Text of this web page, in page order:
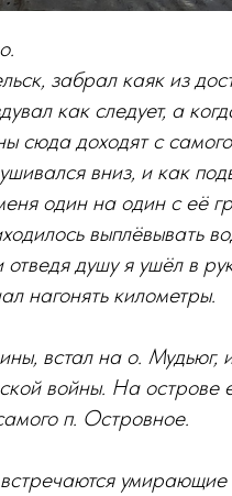
забрал каяк из
как следует, а
сюда доходят с
вниз, и как
один на один с её
выплёвывать
душу я ушёл в
нагонять километры.
встал на о. Мудьюг,
войны. На острове
п. Островное.